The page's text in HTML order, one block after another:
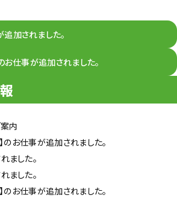
追加されました。
お仕事が追加されました。
内
のお仕事が追加されました。
ました。
ました。
のお仕事が追加されました。